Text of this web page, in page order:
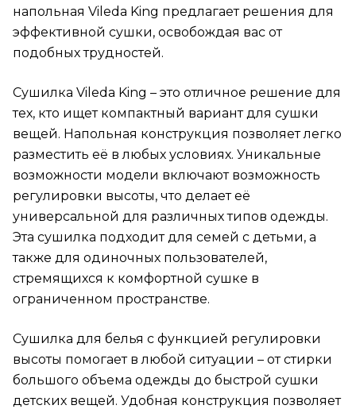
напольная Vileda King предлагает решения для
эффективной сушки, освобождая вас от
подобных трудностей.
Сушилка Vileda King – это отличное решение для
тех, кто ищет компактный вариант для сушки
вещей. Напольная конструкция позволяет легко
разместить её в любых условиях. Уникальные
возможности модели включают возможность
регулировки высоты, что делает её
универсальной для различных типов одежды.
Эта сушилка подходит для семей с детьми, а
также для одиночных пользователей,
стремящихся к комфортной сушке в
ограниченном пространстве.
Сушилка для белья с функцией регулировки
высоты помогает в любой ситуации – от стирки
большого объема одежды до быстрой сушки
детских вещей. Удобная конструкция позволяет